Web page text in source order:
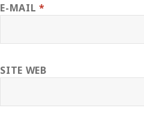
E-MAIL *
SITE WEB